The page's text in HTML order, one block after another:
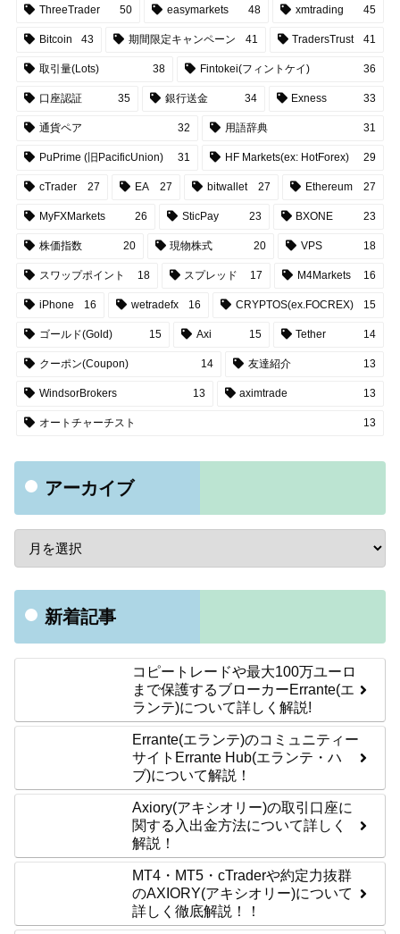
ThreeTrader 50 easymarkets 48 xmtrading 45
Bitcoin 43 期間限定キャンペーン 41 TradersTrust 41
取引量(Lots) 38 Fintokei(フィントケイ) 36
口座認証 35 銀行送金 34 Exness 33
通貨ペア 32 用語辞典 31
PuPrime (旧PacificUnion) 31 HF Markets(ex: HotForex) 29
cTrader 27 EA 27 bitwallet 27 Ethereum 27
MyFXMarkets 26 SticPay 23 BXONE 23
株価指数 20 現物株式 20 VPS 18
スワップポイント 18 スプレッド 17 M4Markets 16
iPhone 16 wetradefx 16 CRYPTOS(ex.FOCREX) 15
ゴールド(Gold) 15 Axi 15 Tether 14
クーポン(Coupon) 14 友達紹介 13
WindsorBrokers 13 aximtrade 13
オートチャーチスト 13
アーカイブ
新着記事
コピートレードや最大100万ユーロ
まで保護するブローカーErrante(エ
ランテ)について詳しく解説!
Errante(エランテ)のコミュニティー
サイトErrante Hub(エランテ・ハ
ブ)について解説！
Axiory(アキシオリー)の取引口座に
関する入出金方法について詳しく
解説！
MT4・MT5・cTraderや約定力抜群
のAXIORY(アキシオリー)について
詳しく徹底解説！！